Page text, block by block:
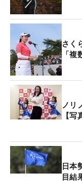
さく
「複
ノリ
【写
日本
目結